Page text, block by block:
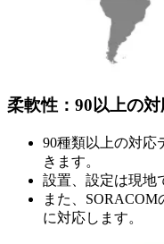
柔軟性：90以上の
90種類以上の対応
きます。
設置、設定は現地
また、
に対応します。